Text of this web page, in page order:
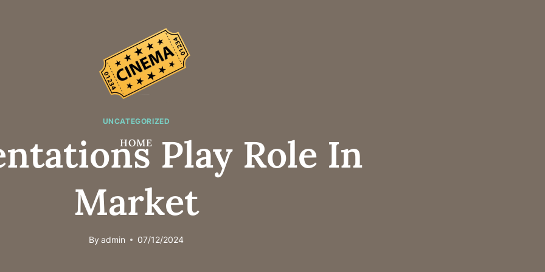
HOME
UNCATEGORIZED
Play Role In
Market
By admin 07/12/2024